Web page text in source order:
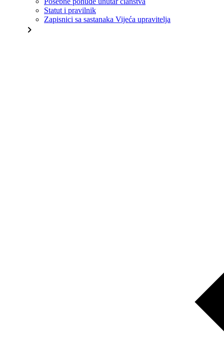
Statut i pravilnik
Zapisnici sa sastanaka Vijeća upravitelja
chevron_right